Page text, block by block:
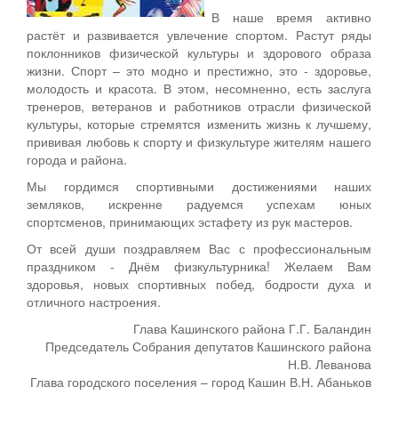
В наше время активно
растёт и развивается увлечение спортом. Растут ряды
поклонников физической культуры и здорового образа
жизни. Спорт – это модно и престижно, это - здоровье,
молодость и красота. В этом, несомненно, есть заслуга
тренеров, ветеранов и работников отрасли физической
культуры, которые стремятся изменить жизнь к лучшему,
прививая любовь к спорту и физкультуре жителям нашего
города и района.
Мы гордимся спортивными достижениями наших
земляков, искренне радуемся успехам юных
спортсменов, принимающих эстафету из рук мастеров.
От всей души поздравляем Вас с профессиональным
праздником - Днём физкультурника! Желаем Вам
здоровья, новых спортивных побед, бодрости духа и
отличного настроения.
Глава Кашинского района Г.Г. Баландин
Председатель Собрания депутатов Кашинского района
Н.В. Леванова
Глава городского поселения – город Кашин В.Н. Абаньков